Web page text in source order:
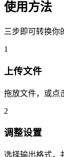
使用方法
三步即可转换你
1
上传文件
拖放文件，或点
2
调整设置
选择输出格式，